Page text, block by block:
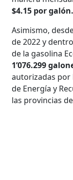
$4.15 por galón.
Asimismo,
de 2022 y
de la gasolina
1’076.299
autorizadas por
de Energía y
las provincias